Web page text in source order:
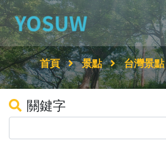
首頁 景點 台灣景點
關鍵字